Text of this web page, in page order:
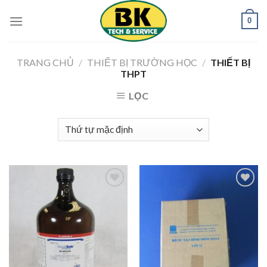
0
TRANG CHỦ / THIẾT BỊ TRƯỜNG HỌC / THIẾT BỊ
THPT
LỌC